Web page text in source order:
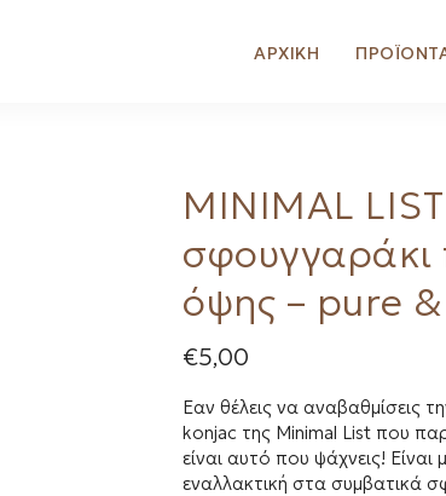
ΑΡΧΙΚΗ
MINIMAL
όψης – pure
€5,00
Εαν θέλεις να αναβαθμίσεις
konjac της Minimal List που
είναι αυτό που ψάχνεις!
εναλλακτική στα συμβατικά